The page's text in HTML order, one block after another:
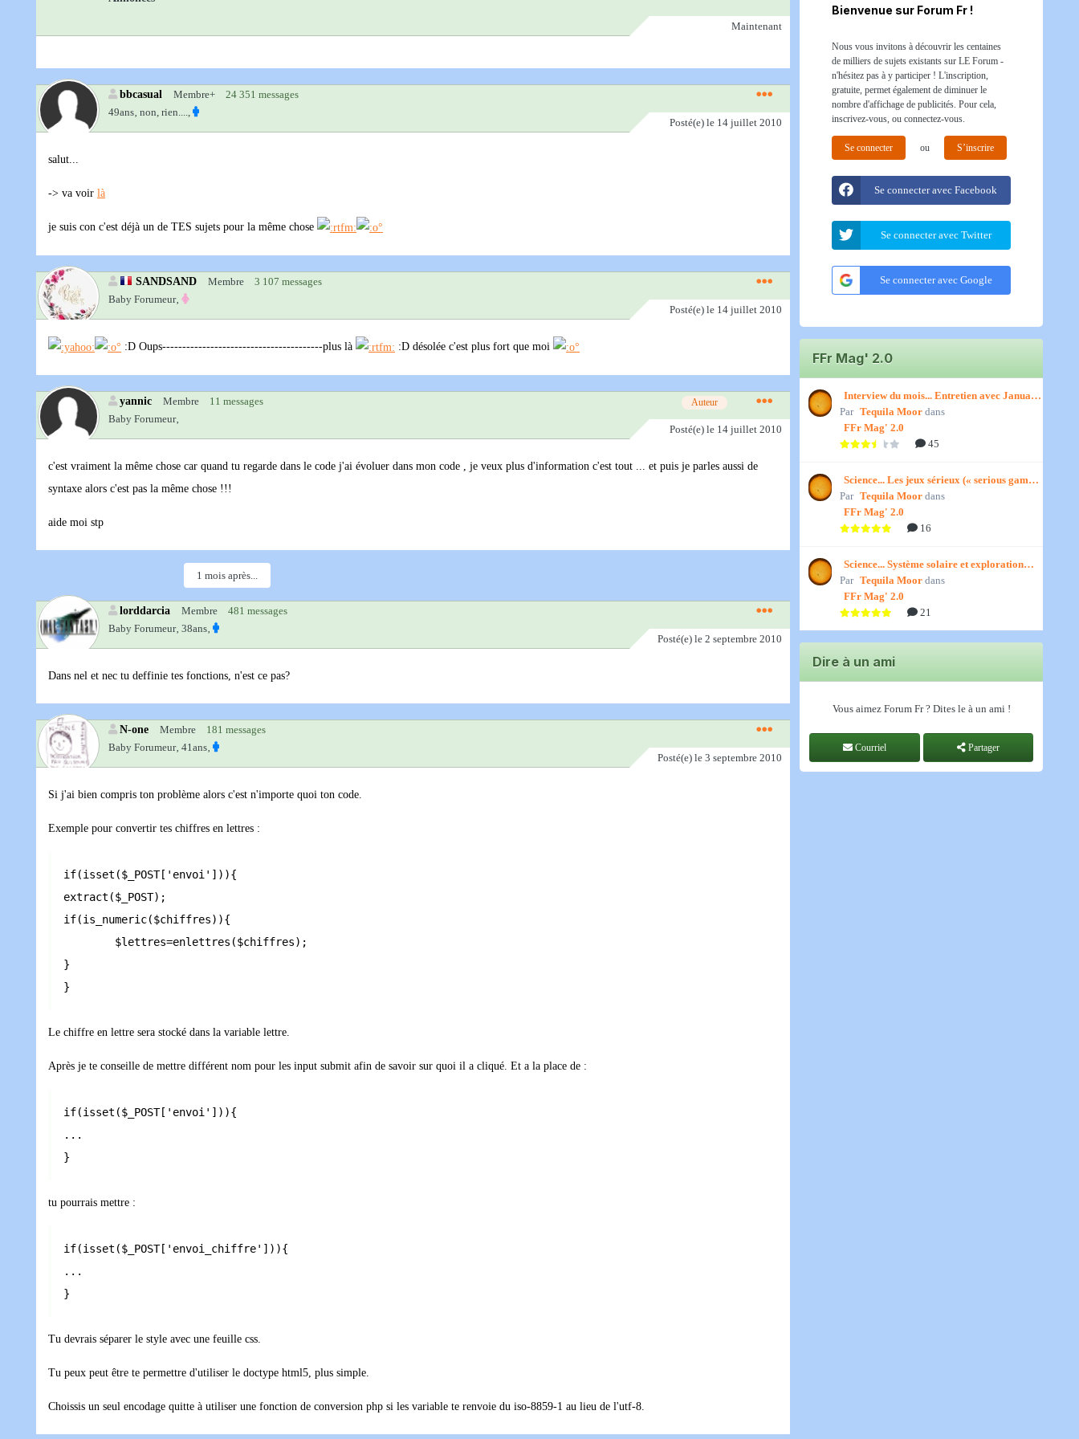
Maintenant
bbcasual Membre+
24 351 messages
49ans‚ non, rien....,
Posté(e) le 14 juillet 2010
salut...
-> va voir là
je suis con c'est déjà un de TES sujets pour la même chose
SANDSAND Membre
3 107 messages
Baby Forumeur‚
Posté(e) le 14 juillet 2010
:D Oups----------------------------------------plus là :D désolée c'est plus fort que moi
yannic Membre 11 messages Auteur
Baby Forumeur‚
Posté(e) le 14 juillet 2010
c'est vraiment la même chose car quand tu regarde dans le code j'ai évoluer dans mon code , je veux plus d'information c'est tout ... et puis je parles aussi de
syntaxe alors c'est pas la même chose !!!
aide moi stp
1 mois après...
lorddarcia Membre
481 messages
Baby Forumeur‚ 38ans‚
Posté(e) le 2 septembre 2010
Dans nel et nec tu deffinie tes fonctions, n'est ce pas?
N-one Membre
181 messages
Baby Forumeur‚ 41ans‚
Posté(e) le 3 septembre 2010
Si j'ai bien compris ton problème alors c'est n'importe quoi ton code.
Exemple pour convertir tes chiffres en lettres :
if(isset($_POST['envoi'])){
extract($_POST);
if(is_numeric($chiffres)){
}
}
Le chiffre en lettre sera stocké dans la variable lettre.
Après je te conseille de mettre différent nom pour les input submit afin de savoir sur quoi il a cliqué. Et a la place de :
if(isset($_POST['envoi'])){
...
}
tu pourrais mettre :
if(isset($_POST['envoi_chiffre'])){
...
}
Tu devrais séparer le style avec une feuille css.
Tu peux peut être te permettre d'utiliser le doctype html5, plus simple.
Choissis un seul encodage quitte à utiliser une fonction de conversion php si les variable te renvoie du iso-8859-1 au lieu de l'utf-8.
Bienvenue sur Forum Fr !
Nous vous invitons à découvrir les centaines
de milliers de sujets existants sur LE Forum -
n'hésitez pas à y participer ! L'inscription,
gratuite, permet également de diminuer le
nombre d'affichage de publicités. Pour cela,
inscrivez-vous, ou connectez-vous.
Se connecter ou S’inscrire
Se connecter avec Facebook
Se connecter avec Twitter
Se connecter avec Google
FFr Mag' 2.0
Interview du mois... Entretien avec January,
par Titenath
Par Tequila Moor dans
FFr Mag' 2.0
45
Science... Les jeux sérieux (« serious games
») par Jedino
Par Tequila Moor dans
FFr Mag' 2.0
16
Science... Système solaire et exploration
spatiale, par Jedino
Par Tequila Moor dans
FFr Mag' 2.0
21
Dire à un ami
Vous aimez Forum Fr ? Dites le à un ami !
Courriel Partager